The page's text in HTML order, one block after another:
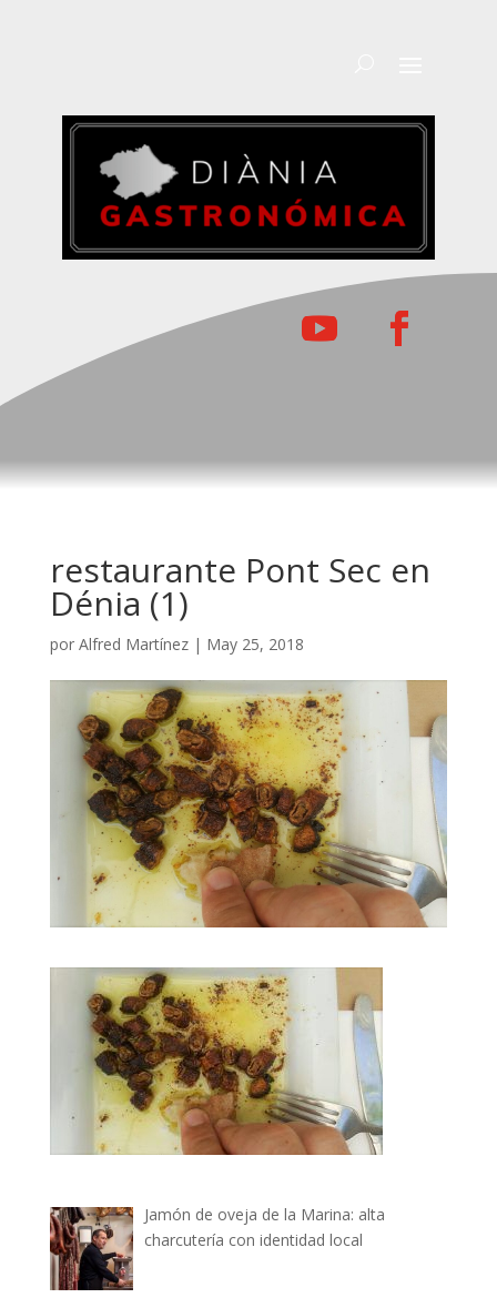
restaurante Pont Sec en
Dénia (1)
por Alfred Martínez| May 25, 2018
Jamón de oveja de la Marina: alta
charcutería con identidad local